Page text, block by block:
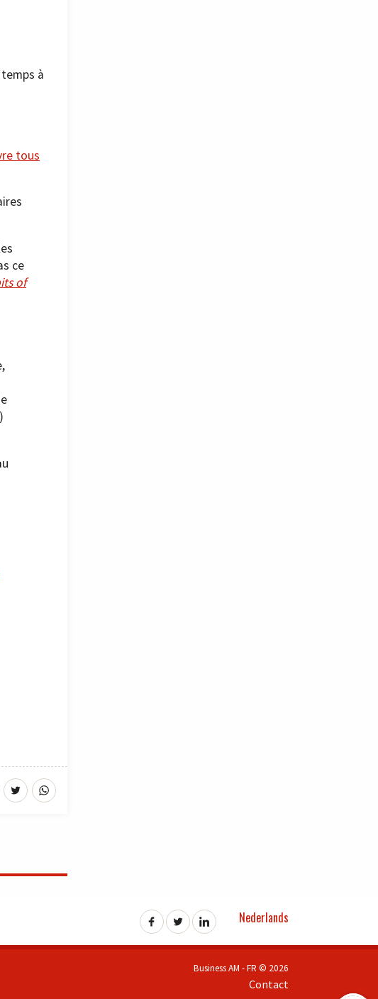
à
tous
ce
of
Nederlands
Business AM - FR © 2026
Contact